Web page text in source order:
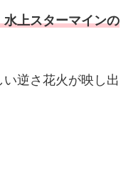
上スターマインの
逆さ花火が映し出